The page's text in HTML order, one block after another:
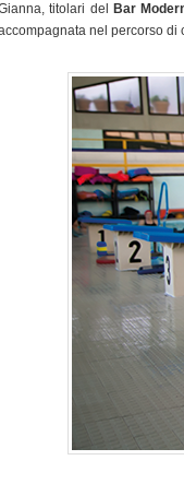
titolari del
Bar
nel percorso di